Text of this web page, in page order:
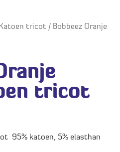
tricot / Bobbeez Oranje
tricot
95% katoen, 5% elasthan